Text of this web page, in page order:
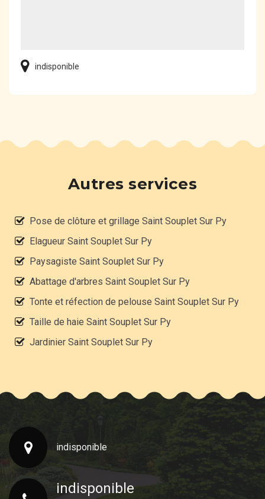
indisponible
Autres services
Pose de clôture et grillage Saint Souplet Sur Py
Elagueur Saint Souplet Sur Py
Paysagiste Saint Souplet Sur Py
Abattage d'arbres Saint Souplet Sur Py
Tonte et réfection de pelouse Saint Souplet Sur Py
Taille de haie Saint Souplet Sur Py
Jardinier Saint Souplet Sur Py
indisponible
indisponible